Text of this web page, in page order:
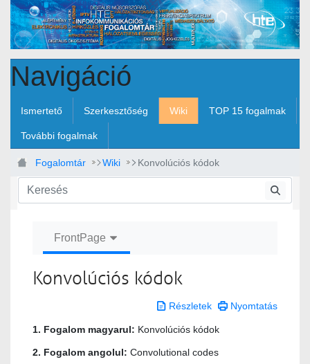
Ugrás a fő tartalomhoz
Navigáció
Ismertető Szerkesztőség Wiki TOP 15 fogalmak
További fogalmak
Fogalomtár Wiki Konvolúciós kódok
FrontPage
Konvolúciós kódok
Részletek Nyomtatás
1. Fogalom magyarul: Konvolúciós kódok
2. Fogalom angolul: Convolutional codes